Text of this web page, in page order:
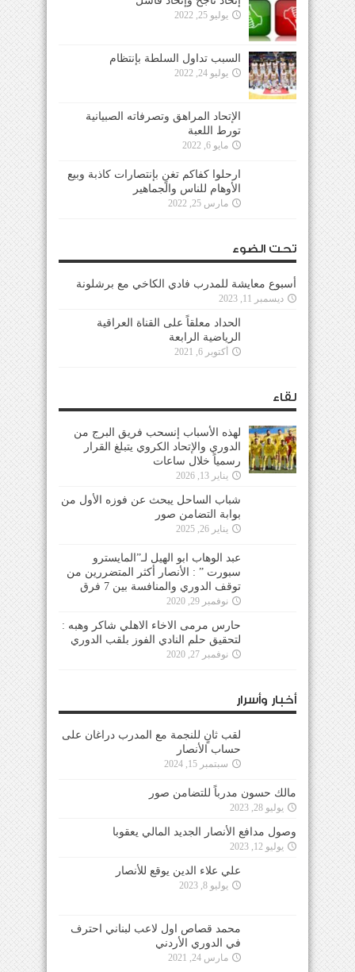
يوليو 25, 2022
السبب تداول السلطة بإنتظام
يوليو 24, 2022
الإتحاد المراهق وتصرفاته الصبيانية
تورط اللعبة
مايو 6, 2022
ارحلوا كفاكم تغنٍ بإنتصارات كاذبة وبيع
الأوهام للناس والجماهير
مارس 25, 2022
تحت الضوء
أسبوع معايشة للمدرب فادي الكاخي مع برشلونة
ديسمبر 11, 2023
الحداد معلقاً على القناة العراقية
الرياضية الرابعة
أكتوبر 6, 2021
لقاء
لهذه الأسباب إنسحب فريق البرج من
الدوري والإتحاد الكروي يتبلغ القرار
رسمياً خلال ساعات
يناير 13, 2026
شباب الساحل يبحث عن فوزه الأول من
بوابة التضامن صور
يناير 26, 2025
عبد الوهاب ابو الهيل لـ”المايسترو
سبورت ” : الأنصار أكثر المتضررين من
توقف الدوري والمنافسة بين 7 فرق
نوفمبر 29, 2020
حارس مرمى الاخاء الاهلي شاكر وهبه :
لتحقيق حلم النادي الفوز بلقب الدوري
نوفمبر 27, 2020
أخبار وأسرار
لقب ثانٍ للنجمة مع المدرب دراغان على
حساب الأنصار
سبتمبر 15, 2024
مالك حسون مدرباً للتضامن صور
يوليو 28, 2023
وصول مدافع الأنصار الجديد المالي يعقوبا
يوليو 12, 2023
علي علاء الدين يوقع للأنصار
يوليو 8, 2023
محمد قصاص اول لاعب لبناني احترف
في الدوري الأردني
مارس 24, 2021